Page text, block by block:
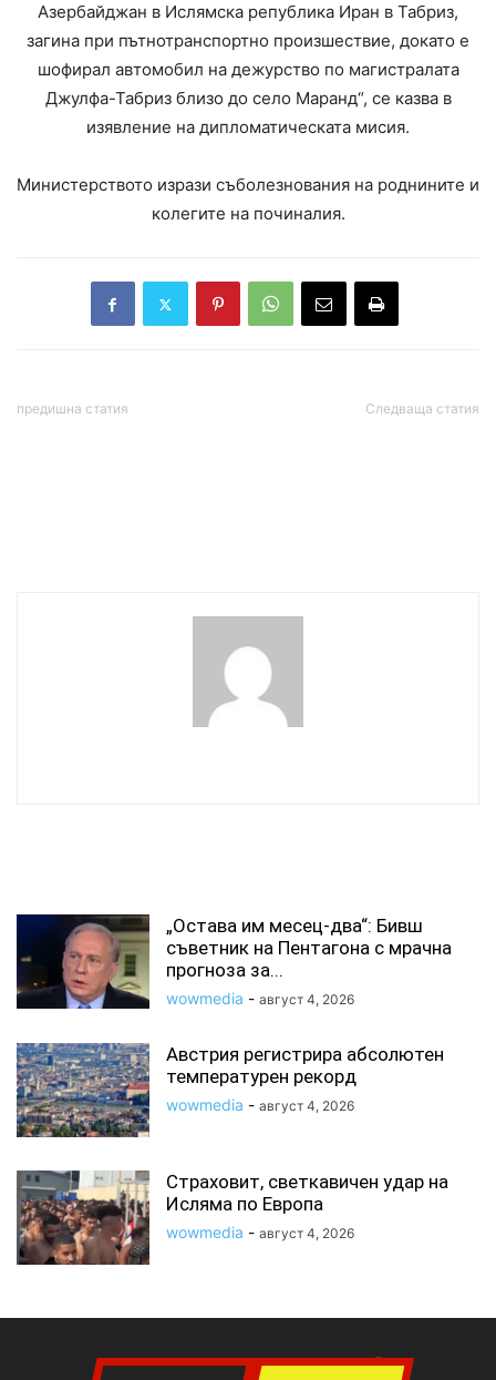
Азербайджан в Ислямска република Иран в Табриз,
загина при пътнотранспортно произшествие, докато е
шофирал автомобил на дежурство по магистралата
Джулфа-Табриз близо до село Маранд“, се казва в
изявление на дипломатическата мисия.
Министерството изрази съболезнования на роднините и
колегите на починалия.
предишна статия Следваща статия
„Остава им месец-два“: Бивш
съветник на Пентагона с мрачна
прогноза за...
wowmedia - август 4, 2026
Австрия регистрира абсолютен
температурен рекорд
wowmedia - август 4, 2026
Страховит, светкавичен удар на
Исляма по Европа
wowmedia - август 4, 2026